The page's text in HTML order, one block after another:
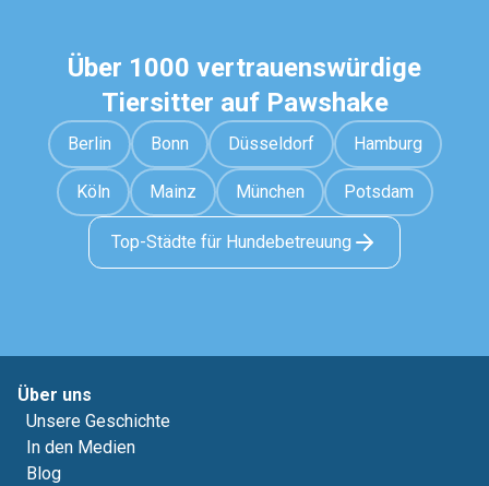
Über 1000 vertrauenswürdige
Tiersitter auf Pawshake
Berlin Bonn Düsseldorf Hamburg
Köln Mainz München Potsdam
Top-Städte für Hundebetreuung
Über uns
Unsere Geschichte
In den Medien
Blog